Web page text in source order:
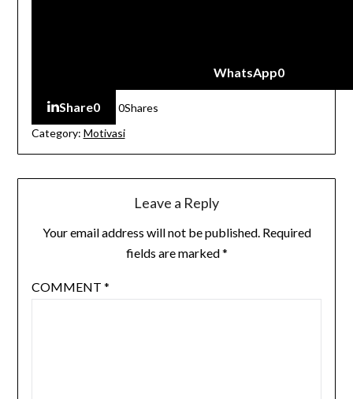
WhatsApp0
Share0 0Shares
Category: Motivasi
Leave a Reply
Your email address will not be published. Required
fields are marked*
COMMENT *